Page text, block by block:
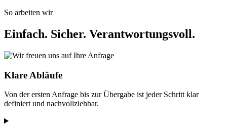
So arbeiten wir
Einfach. Sicher. Verantwortungsvoll.
Klare Abläufe
Von der ersten Anfrage bis zur Übergabe ist jeder Schritt klar
definiert und nachvollziehbar.